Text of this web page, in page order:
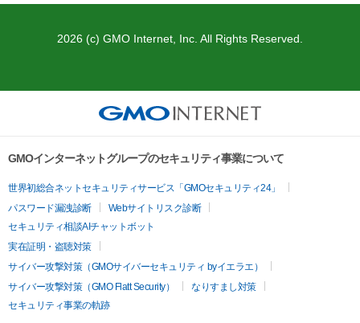
2026 (c) GMO Internet, Inc. All Rights Reserved.
GMOインターネットグループのセキュリティ事業について
世界初総合ネットセキュリティサービス「GMOセキュリティ24」
パスワード漏洩診断
Webサイトリスク診断
セキュリティ相談AIチャットボット
実在証明・盗聴対策
サイバー攻撃対策（GMOサイバーセキュリティ byイエラエ）
サイバー攻撃対策（GMO Flatt Security）
なりすまし対策
セキュリティ事業の軌跡